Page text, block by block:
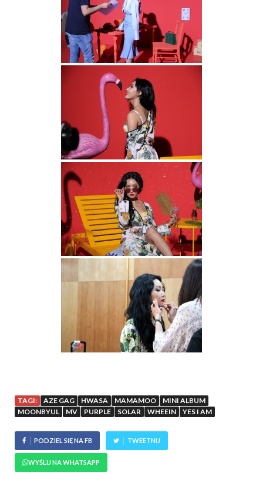
TAGI: AZE GAG HWASA MAMAMOO
MINI ALBUM
MOONBYUL
MV PURPLE SOLAR WHEEIN YES I AM
PODZIEL SIĘ NA FB TWEETNIJ
WYŚLIJ NA WHATSAPP